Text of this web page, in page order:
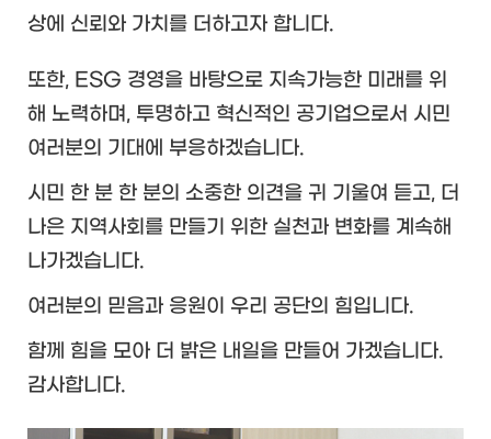
상에 신뢰와 가치를 더하고자 합니다.
또한, ESG 경영을 바탕으로 지속가능한 미래를 위
해 노력하며, 투명하고 혁신적인 공기업으로서 시민
여러분의 기대에 부응하겠습니다.
시민 한 분 한 분의 소중한 의견을 귀 기울여 듣고, 더
나은 지역사회를 만들기 위한 실천과 변화를 계속해
나가겠습니다.
여러분의 믿음과 응원이 우리 공단의 힘입니다.
함께 힘을 모아 더 밝은 내일을 만들어 가겠습니다.
감사합니다.